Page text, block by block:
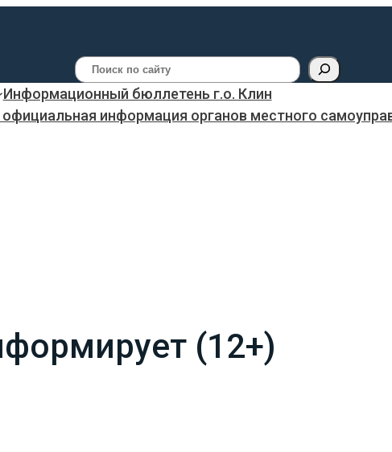
Поиск
Информационный бюллетень г.о. Клин
информация органов местного
(12+)